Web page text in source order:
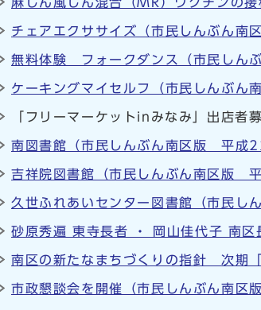
チェアエクササイズ（市民しんぶん
無料体験 フォークダンス（市民しん
ケーキングマイセルフ（市民しんぶ
「フリーマーケットinみなみ」出店
南図書館（市民しんぶん南区版 平成
吉祥院図書館（市民しんぶん南区版
久世ふれあいセンター図書館（市民
砂原秀遍 東寺長者 ・ 岡山佳代子
南区の新たなまちづくりの指針 次期
市政懇談会を開催（市民しんぶん南